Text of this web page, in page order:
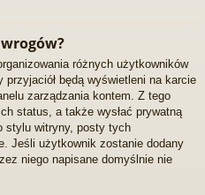
różnych użytkowników
będą wyświetleni na karcie
zarządzania kontem. Z tego
status, a także wysłać prywatną
stylu witryny, posty tych
Jeśli użytkownik zostanie dodany
niego napisane domyślnie nie